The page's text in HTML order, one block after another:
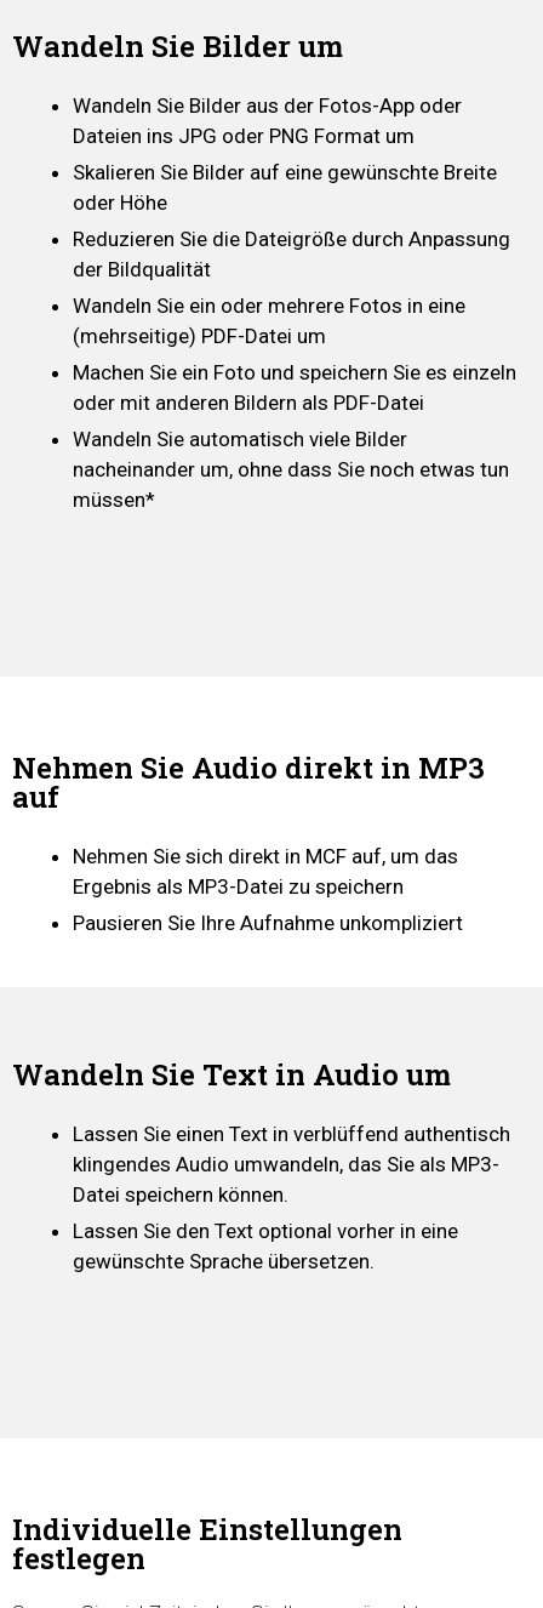
Wandeln Sie Bilder um
Wandeln Sie Bilder aus der Fotos-App oder
Dateien ins JPG oder PNG Format um
Skalieren Sie Bilder auf eine gewünschte Breite
oder Höhe
Reduzieren Sie die Dateigröße durch Anpassung
der Bildqualität
Wandeln Sie ein oder mehrere Fotos in eine
(mehrseitige) PDF-Datei um
Machen Sie ein Foto und speichern Sie es einzeln
oder mit anderen Bildern als PDF-Datei
Wandeln Sie automatisch viele Bilder
nacheinander um, ohne dass Sie noch etwas tun
müssen*
Nehmen Sie Audio direkt in MP3
auf
Nehmen Sie sich direkt in MCF auf, um das
Ergebnis als MP3-Datei zu speichern
Pausieren Sie Ihre Aufnahme unkompliziert
Wandeln Sie Text in Audio um
Lassen Sie einen Text in verblüffend authentisch
klingendes Audio umwandeln, das Sie als MP3-
Datei speichern können.
Lassen Sie den Text optional vorher in eine
gewünschte Sprache übersetzen.
Individuelle Einstellungen
festlegen